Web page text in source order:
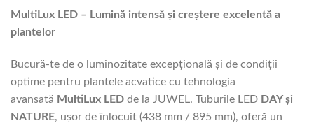
MultiLux LED – Lumină intensă și creștere excelentă a
plantelor
Bucură-te de o luminozitate excepțională și de condiții
optime pentru plantele acvatice cu tehnologia
avansată MultiLux LED de la JUWEL. Tuburile LED DAY și
NATURE, ușor de înlocuit (438 mm / 895 mm), oferă un